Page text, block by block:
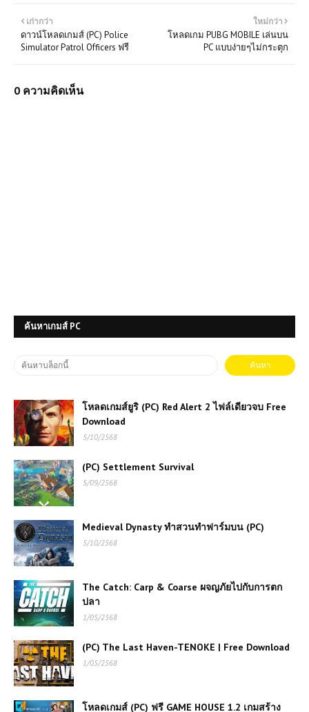
ใหม่กว่า
โหลดเกม PUBG MOBILE เล่นบน
PC แบบง่ายๆไม่กระตุก
เก่ากว่า
ดาวน์โหลดเกมส์ (PC) Police
Simulator Patrol Officers ฟรี
0 ความคิดเห็น
ค้นหาเกมส์ PC
โหลดเกมส์ยูริ (PC) Red Alert 2 ไฟล์เดียวจบ Free
Download
5/10/2568
(PC) Settlement Survival
5/09/2568
Medieval Dynasty ทำสวนทำฟาร์มบน (PC)
5/10/2568
The Catch: Carp & Coarse ผจญภัยไปกับการตก
ปลา
1/05/2568
(PC) The Last Haven-TENOKE | Free Download
1/05/2568
โหลดเกมส์ (PC) ฟรี GAME HOUSE 1.2 เกมสร้าง